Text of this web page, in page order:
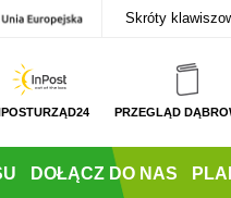
Skróty
PRZEGLĄD
DOŁĄCZ DO NAS